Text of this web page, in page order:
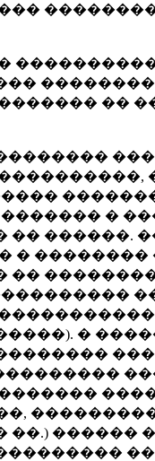
��
�
�� ������.
�
��
�
��.) ������